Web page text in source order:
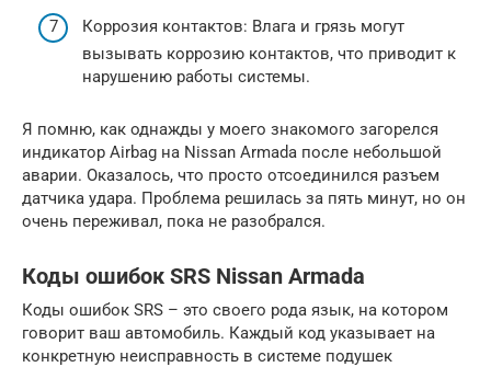
Коррозия контактов: Влага и грязь могут
вызывать коррозию контактов, что приводит к
нарушению работы системы.
Я помню, как однажды у моего знакомого загорелся
индикатор Airbag на Nissan Armada после небольшой
аварии. Оказалось, что просто отсоединился разъем
датчика удара. Проблема решилась за пять минут, но он
очень переживал, пока не разобрался.
Коды ошибок SRS Nissan Armada
Коды ошибок SRS – это своего рода язык, на котором
говорит ваш автомобиль. Каждый код указывает на
конкретную неисправность в системе подушек